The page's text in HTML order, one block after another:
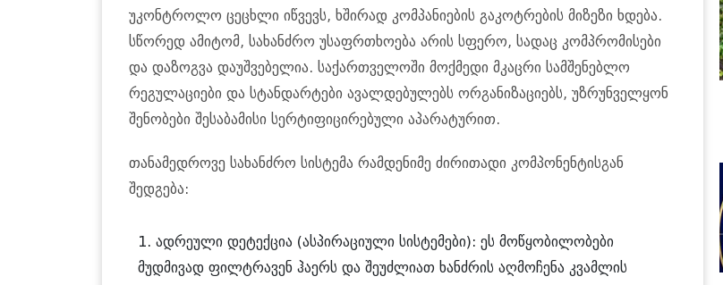
უკონტროლო ცეცხლი იწვევს, ხშირად კომპანიების გაკოტრების მიზეზი ხდება.
სწორედ ამიტომ, სახანძრო უსაფრთხოება არის სფერო, სადაც კომპრომისები
და დაზოგვა დაუშვებელია. საქართველოში მოქმედი მკაცრი სამშენებლო
რეგულაციები და სტანდარტები ავალდებულებს ორგანიზაციებს, უზრუნველყონ
შენობები შესაბამისი სერტიფიცირებული აპარატურით.
თანამედროვე სახანძრო სისტემა რამდენიმე ძირითადი კომპონენტისგან
შედგება:
ადრეული დეტექცია (ასპირაციული სისტემები): ეს მოწყობილობები
მუდმივად ფილტრავენ ჰაერს და შეუძლიათ ხანძრის აღმოჩენა კვამლის